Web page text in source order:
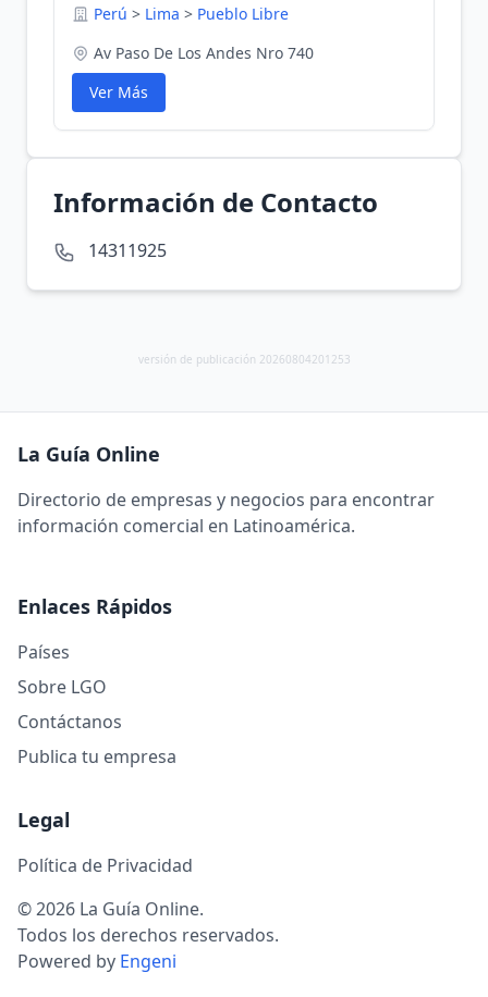
Perú > Lima > Pueblo Libre
Av Paso De Los Andes Nro 740
Ver Más
Información de Contacto
14311925
versión de publicación 20260804201253
La Guía Online
Directorio de empresas y negocios para encontrar
información comercial en Latinoamérica.
Enlaces Rápidos
Países
Sobre LGO
Contáctanos
Publica tu empresa
Legal
Política de Privacidad
© 2026 La Guía Online.
Todos los derechos reservados.
Powered by Engeni